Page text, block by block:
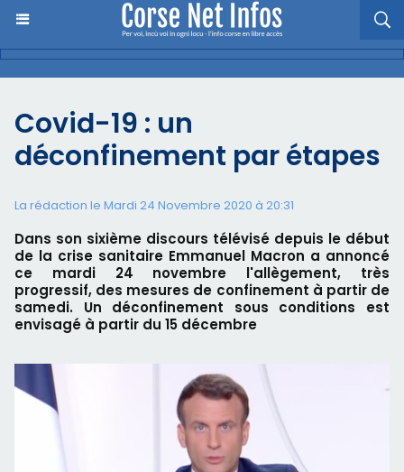
Covid-19 : un
déconfinement par étapes
La rédaction le Mardi 24 Novembre 2020 à 20:31
Dans son sixième discours télévisé depuis le début
de la crise sanitaire Emmanuel Macron a annoncé
ce mardi 24 novembre l'allègement, très
progressif, des mesures de confinement à partir de
samedi. Un déconfinement sous conditions est
envisagé à partir du 15 décembre